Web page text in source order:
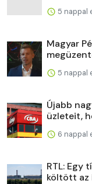
5 nappal
Magyar
5 nappal
Újabb
üzleteit,
6 nappal
RTL: Egy
költött az